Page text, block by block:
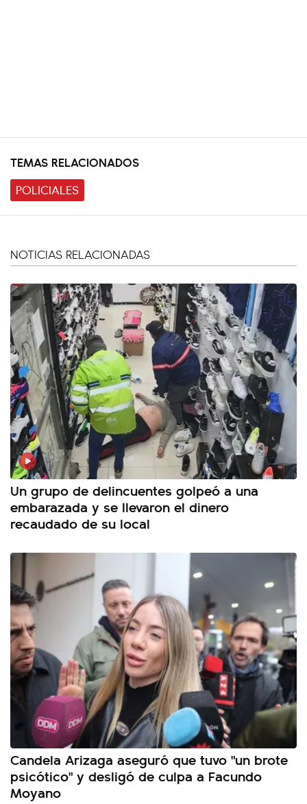
TEMAS RELACIONADOS
POLICIALES
NOTICIAS RELACIONADAS
Un grupo de delincuentes golpeó a una
embarazada y se llevaron el dinero
recaudado de su local
Candela Arizaga aseguró que tuvo "un brote
psicótico" y desligó de culpa a Facundo
Moyano